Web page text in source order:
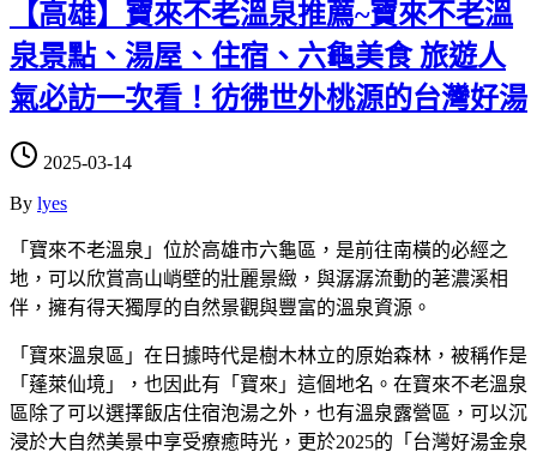
【高雄】寶來不老溫泉推薦~寶來不老溫
泉景點、湯屋、住宿、六龜美食 旅遊人
氣必訪一次看！彷彿世外桃源的台灣好湯
2025-03-14
By lyes
「寶來不老溫泉」位於高雄市六龜區，是前往南橫的必經之
地，可以欣賞高山峭壁的壯麗景緻，與潺潺流動的荖濃溪相
伴，擁有得天獨厚的自然景觀與豐富的溫泉資源。
「寶來溫泉區」在日據時代是樹木林立的原始森林，被稱作是
「蓬萊仙境」，也因此有「寶來」這個地名。在寶來不老溫泉
區除了可以選擇飯店住宿泡湯之外，也有溫泉露營區，可以沉
浸於大自然美景中享受療癒時光，更於2025的「台灣好湯金泉